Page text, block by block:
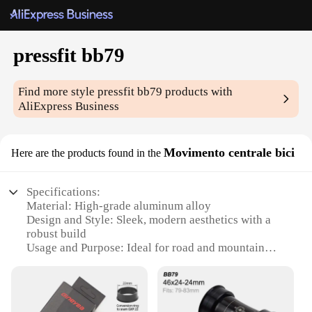
pressfit bb79
Find more stylepressfit bb79 products with
AliExpress Business
Here are the products found in the Movimento centrale bici
Specifications:
Material: High-grade aluminum alloy
Design and Style: Sleek, modern aesthetics with a
robust build
Usage and Purpose: Ideal for road and mountain
Performance and Property: Smooth press-fit
installation, ensuring a secure connection
Parts and Accessories: Comes as a complete set for